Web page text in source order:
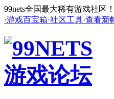
99nets全国最大稀有游戏社区！
·游戏百宝箱·社区工具·查看新